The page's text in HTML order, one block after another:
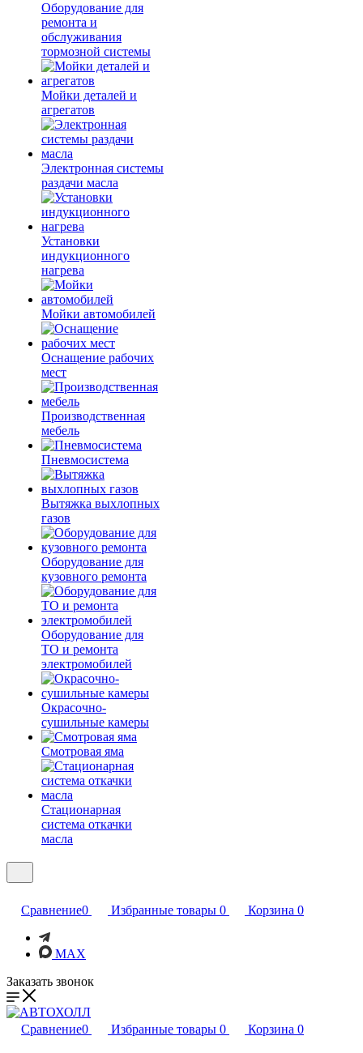
Оборудование для
ремонта и
обслуживания
тормозной системы
Мойки деталей и
агрегатов
Электронная системы
раздачи масла
Установки
индукционного
нагрева
Мойки автомобилей
Оснащение рабочих
мест
Производственная
мебель
Пневмосистема
Вытяжка выхлопных
газов
Оборудование для
кузовного ремонта
Оборудование для
ТО и ремонта
электромобилей
Окрасочно-
сушильные камеры
Смотровая яма
Стационарная
система откачки
масла
Сравнение0 Избранные товары 0 Корзина 0
MAX
Заказать звонок
Сравнение0 Избранные товары 0 Корзина 0